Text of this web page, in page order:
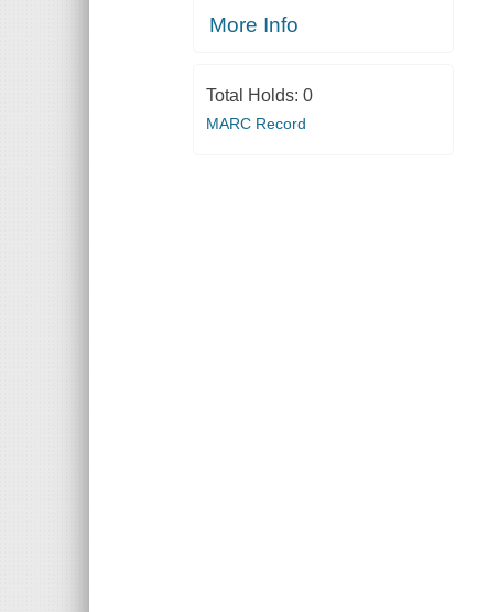
More Info
Total Holds: 0
MARC Record